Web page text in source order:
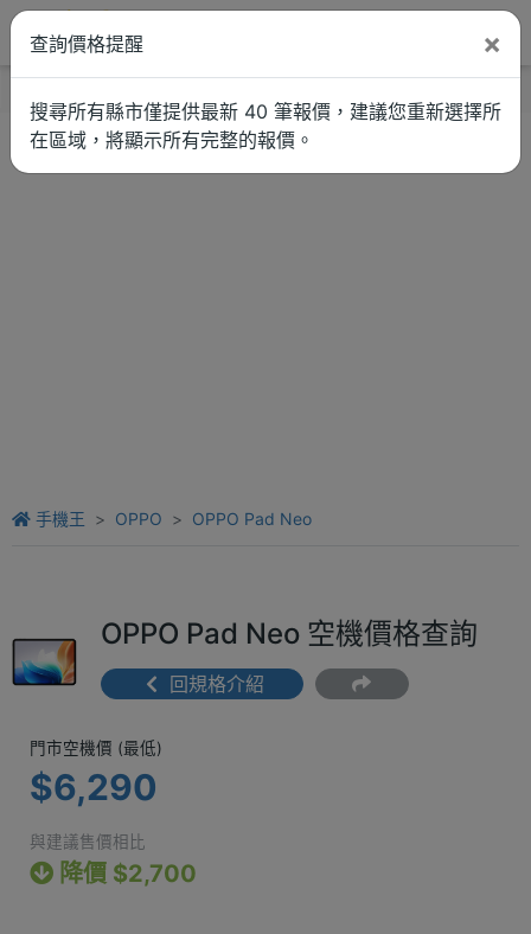
手機王 OPPO OPPO Pad Neo
OPPO Pad Neo 空機價格查詢
回規格介紹
門市空機價 (最低) $6,290
門市空機價 (最低)
$6,290
與建議售價相比
降價 $2,700
查詢價格提醒 ×
搜尋所有縣市僅提供最新 40 筆報價，建議您重新選擇所
在區域，將顯示所有完整的報價。